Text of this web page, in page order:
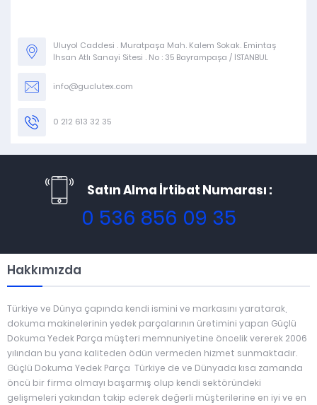
Uluyol Caddesi . Muratpaşa Mah. Kalem Sokak. Emintaş
İhsan Atlı Sanayi Sitesi . No : 35 Bayrampaşa / İSTANBUL
info@guclutex.com
0 212 613 32 35
Satın Alma İrtibat Numarası :
0 536 856 09 35
Hakkımızda
Türkiye ve Dünya çapında kendi ismini ve markasını yaratarak,
dokuma makinelerinin yedek parçalarının üretimini yapan Güçlü
Dokuma Yedek Parça müşteri memnuniyetine öncelik vererek 2006
yılından bu yana kaliteden ödün vermeden hizmet sunmaktadır.
Güçlü Dokuma Yedek Parça Türkiye de ve Dünyada kısa zamanda
öncü bir firma olmayı başarmış olup kendi sektöründeki
gelişmeleri yakından takip ederek değerli müşterilerine en iyi ve en